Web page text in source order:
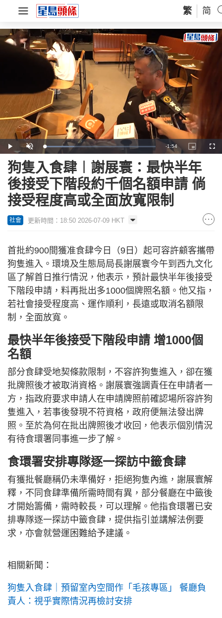
繁 简
Play Unmute Loaded:
26.57%
Remaining
Time
-1:54
Picture-
in-
狗隻入食肆︱謝展寰：最快半年
後接受下階段約千個名額申請 倘
接受程度高或全面放寬限制
社會 更新時間：18:50 2026-07-09 HKT
首批約900間獲准食肆今日（9日）起可容許顧客攜帶
狗隻進入。環境及生態局局長謝展寰今午到西九文化
區了解首日推行情況，他表示，預計最快半年後接受
下階段申請，料再批出多1000個牌照名額。他又指，
若社會接受程度高、運作順利，長遠或取消名額限
制，全面放寬。
最快半年後接受下階段申請 增1000個
名額
部分食肆受地契條款限制，不容許狗隻進入，卻在獲
批牌照後才被取消資格。謝展寰強調責任在申請者一
方，指政府要求申請人在申請牌照前確認場所容許狗
隻進入，若事後發現不符資格，政府便無法發出牌
照。至於為何在批出牌照後才收回，他表示個別情況
有待食環署同事進一步了解。
食環署安排專隊逐一探訪中籤食肆
有獲批餐廳稱仍未準備好，拒絕狗隻內進，謝展寰解
釋，不同食肆準備所需時間有異，部分餐廳在中籤後
才開始籌備，需時較長，可以理解。他指食環署已安
排專隊逐一探訪中籤食肆，提供指引並講解法例要
求，亦會就營運困難給予建議。
相關新聞：
狗隻入食肆｜預留室內空間作「毛孩專區」 餐廳負
責人：視乎實際情況再檢討安排